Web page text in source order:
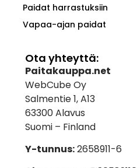
Paidat harrastuksiin
Vapaa-ajan paidat
Ota yhteyttä:
Paitakauppa.net
WebCube Oy
Salmentie 1, A13
63300 Alavus
Suomi – Finland
Y-tunnus:2658911-6